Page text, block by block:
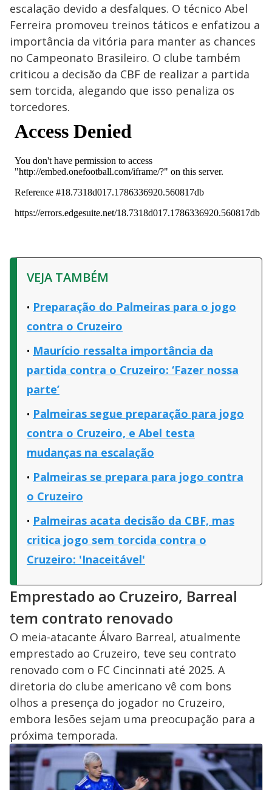
escalação devido a desfalques. O técnico Abel
Ferreira promoveu treinos táticos e enfatizou a
importância da vitória para manter as chances
no Campeonato Brasileiro. O clube também
criticou a decisão da CBF de realizar a partida
sem torcida, alegando que isso penaliza os
torcedores.
VEJA TAMBÉM
Preparação do Palmeiras para o jogo
contra o Cruzeiro
Maurício ressalta importância da
partida contra o Cruzeiro: ‘Fazer nossa
parte’
Palmeiras segue preparação para jogo
contra o Cruzeiro, e Abel testa
mudanças na escalação
Palmeiras se prepara para jogo contra
o Cruzeiro
Palmeiras acata decisão da CBF, mas
critica jogo sem torcida contra o
Cruzeiro: 'Inaceitável'
Emprestado ao Cruzeiro, Barreal
tem contrato renovado
O meia-atacante Álvaro Barreal, atualmente
emprestado ao Cruzeiro, teve seu contrato
renovado com o FC Cincinnati até 2025. A
diretoria do clube americano vê com bons
olhos a presença do jogador no Cruzeiro,
embora lesões sejam uma preocupação para a
próxima temporada.